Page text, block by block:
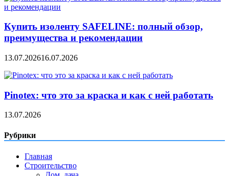
Купить изоленту SAFELINE: полный обзор,
преимущества и рекомендации
13.07.202616.07.2026
Pinotex: что это за краска и как с ней работать
13.07.2026
Рубрики
Главная
Строительство